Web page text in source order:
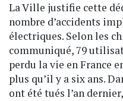
La Ville justifie cette
nombre d’accidents
électriques. Selon les
communiqué, 79
perdu la vie en France
plus qu’il y a six ans.
ont été tués l’an